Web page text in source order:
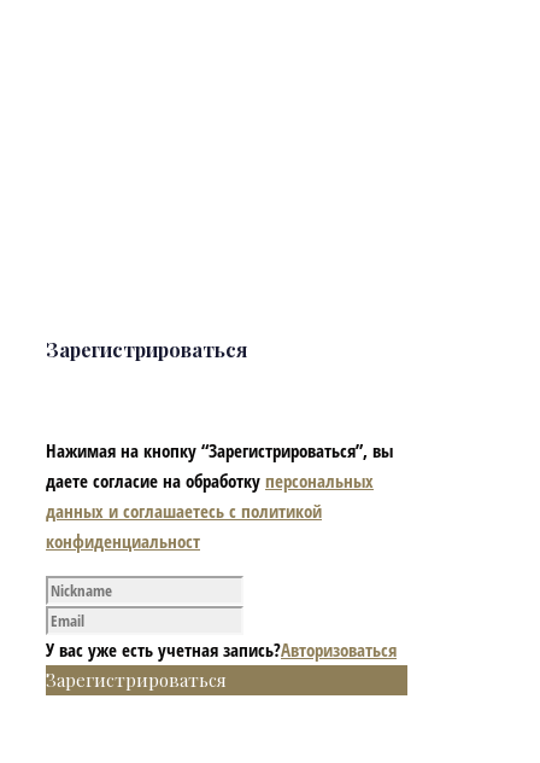
Зарегистрироваться
Нажимая на кнопку “Зарегистрироваться”, вы
даете согласие на обработку персональных
данных и соглашаетесь с политикой
конфиденциальност
У вас уже есть учетная запись?Авторизоваться
Зарегистрироваться